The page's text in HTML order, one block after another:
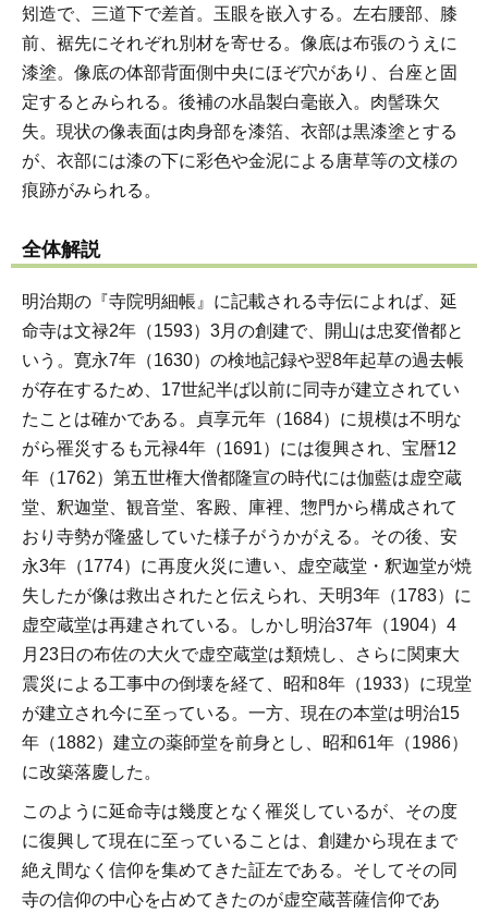
矧造で、三道下で差首。玉眼を嵌入する。左右腰部、膝
前、裾先にそれぞれ別材を寄せる。像底は布張のうえに
漆塗。像底の体部背面側中央にほぞ穴があり、台座と固
定するとみられる。後補の水晶製白毫嵌入。肉髻珠欠
失。現状の像表面は肉身部を漆箔、衣部は黒漆塗とする
が、衣部には漆の下に彩色や金泥による唐草等の文様の
痕跡がみられる。
全体解説
明治期の『寺院明細帳』に記載される寺伝によれば、延
命寺は文禄2年（1593）3月の創建で、開山は忠変僧都と
いう。寛永7年（1630）の検地記録や翌8年起草の過去帳
が存在するため、17世紀半ば以前に同寺が建立されてい
たことは確かである。貞享元年（1684）に規模は不明な
がら罹災するも元禄4年（1691）には復興され、宝暦12
年（1762）第五世権大僧都隆宣の時代には伽藍は虚空蔵
堂、釈迦堂、観音堂、客殿、庫裡、惣門から構成されて
おり寺勢が隆盛していた様子がうかがえる。その後、安
永3年（1774）に再度火災に遭い、虚空蔵堂・釈迦堂が焼
失したが像は救出されたと伝えられ、天明3年（1783）に
虚空蔵堂は再建されている。しかし明治37年（1904）4
月23日の布佐の大火で虚空蔵堂は類焼し、さらに関東大
震災による工事中の倒壊を経て、昭和8年（1933）に現堂
が建立され今に至っている。一方、現在の本堂は明治15
年（1882）建立の薬師堂を前身とし、昭和61年（1986）
に改築落慶した。
このように延命寺は幾度となく罹災しているが、その度
に復興して現在に至っていることは、創建から現在まで
絶え間なく信仰を集めてきた証左である。そしてその同
寺の信仰の中心を占めてきたのが虚空蔵菩薩信仰であ